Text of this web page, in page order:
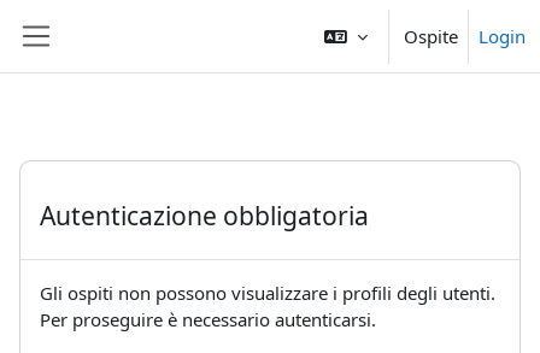
Ospite Login
Autenticazione obbligatoria
Gli ospiti non possono visualizzare i profili degli utenti.
Per proseguire è necessario autenticarsi.